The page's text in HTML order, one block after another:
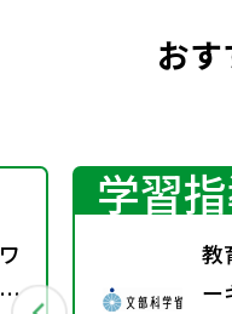
お
学習
教
ー